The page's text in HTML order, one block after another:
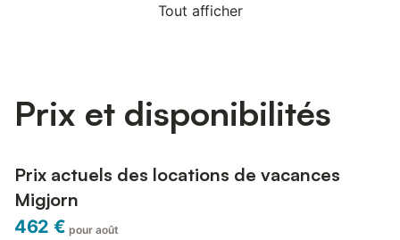
Tout afficher
Prix et disponibilités
Prix actuels des locations de vacances
Migjorn
462 € pour août